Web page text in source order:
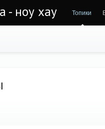
- ноу хау Топики